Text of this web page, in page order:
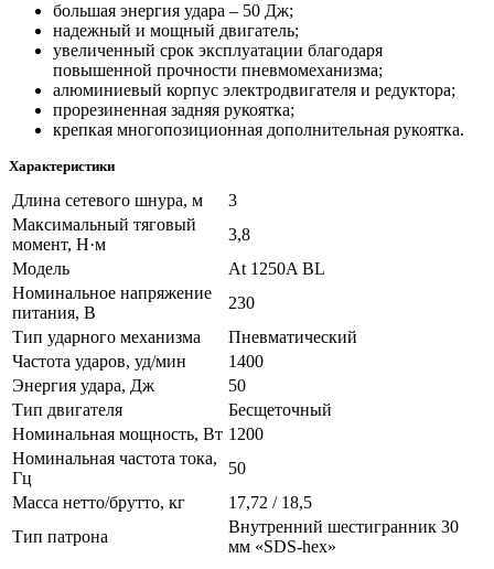
большая энергия удара – 50 Дж;
надежный и мощный двигатель;
увеличенный срок эксплуатации благодаря
повышенной прочности пневмомеханизма;
алюминиевый корпус электродвигателя и редуктора;
прорезиненная задняя рукоятка;
крепкая многопозиционная дополнительная рукоятка.
Характеристики
Длина сетевого шнура, м
3
Максимальный тяговый
момент, Н·м
3,8
Модель
At 1250A BL
Номинальное напряжение
питания, В
230
Тип ударного механизма
Пневматический
Частота ударов, уд/мин
1400
Энергия удара, Дж
50
Тип двигателя
Бесщеточный
Номинальная мощность, Вт 1200
Номинальная частота тока,
Гц
50
Масса нетто/брутто, кг
17,72 / 18,5
Тип патрона
Внутренний шестигранник 30
мм «SDS-hex»